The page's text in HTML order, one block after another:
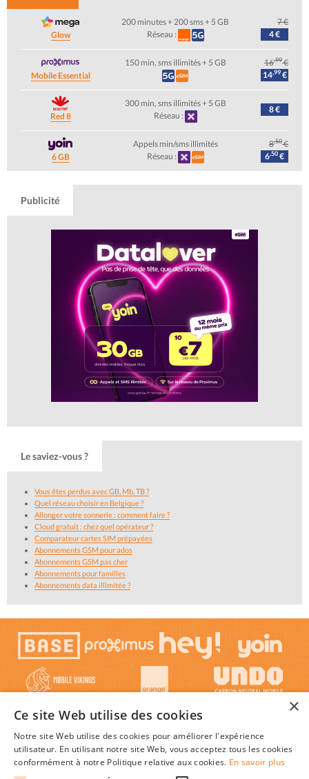
Glow
200 minutes + 200 sms + 5 GB
Réseau :
7 €
4 €
Mobile Essential
150 min, sms illimités + 5 GB 16,99€
14,99€
Red 8
300 min, sms illimités + 5 GB
Réseau :
8 €
6 GB
Appels min/sms illimités
Réseau :
8,50€
6,50€
Publicité
Le saviez-vous ?
Vous êtes perdus avec GB, Mb, TB ?
Quel réseau choisir en Belgique ?
Allonger votre sonnerie : comment faire ?
Cloud gratuit : chez quel opérateur ?
Comparateur cartes SIM prépayées
Abonnements GSM pour ados
Abonnements GSM pas cher
Abonnements pour familles
Abonnements data illimitée ?
×
Ce site Web utilise des cookies
Notre site Web utilise des cookies pour améliorer l'expérience
utilisateur. En utilisant notre site Web, vous acceptez tous les cookies
conformément à notre Politique relative aux cookies. En savoir plus